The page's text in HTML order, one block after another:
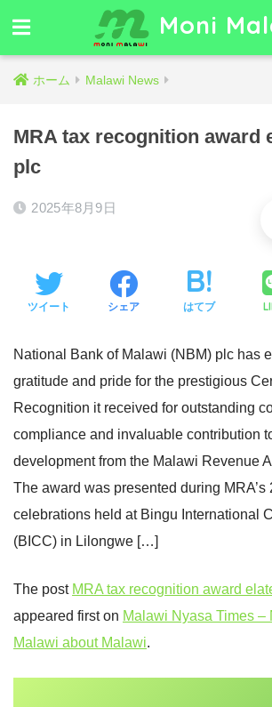
Moni
ホーム Malawi News
MRA tax recognition award
plc
2025年8月9日
ツイート シェア はてブ
National Bank of Malawi (NBM) plc has
gratitude and pride for the prestigious
Recognition it received for outstanding
compliance and invaluable contribution
development from the Malawi Revenue
The award was presented during MRA’s
celebrations held at Bingu International
(BICC) in Lilongwe […]
The post MRA tax recognition award
appeared first on Malawi Nyasa Times –
Malawi about Malawi.